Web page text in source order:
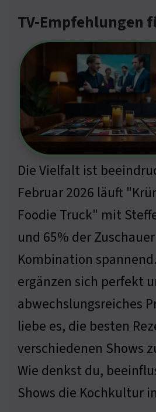
TV-Empfehlungen
Die Vielfalt ist
Februar 2026 läuft
Foodie Truck" mit
und 65% der
Kombination
ergänzen sich perfekt
abwechslungsreiches
liebe es, die besten
verschiedenen Shows
Wie denkst du,
Shows die Kochkultur